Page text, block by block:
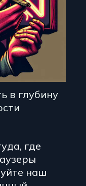
в глубину
где
наш